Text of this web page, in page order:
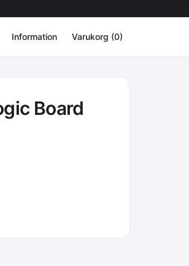
Information Varukorg (0)
Board